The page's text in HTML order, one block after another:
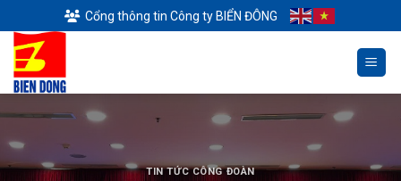
to
content
Cổng thông tin Công ty BIỂN ĐÔNG
TIN TỨC CÔNG ĐOÀN